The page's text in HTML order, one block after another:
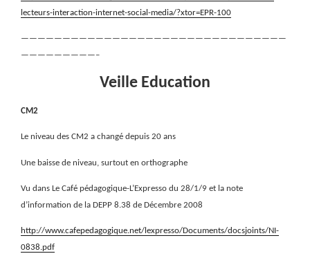
lecteurs-interaction-internet-social-media/?xtor=EPR-100
————————————————————————————————
—————————–
Veille Education
CM2
Le niveau des CM2 a changé depuis 20 ans
Une baisse de niveau, surtout en orthographe
Vu dans Le Café pédagogique-L’Expresso du 28/1/9 et la note
d’information de la DEPP 8.38 de Décembre 2008
http://www.cafepedagogique.net/lexpresso/Documents/docsjoints/NI-
0838.pdf